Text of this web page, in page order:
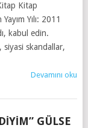
Kitap
Yılı: 2011
kabul edin.
siyasi skandallar,
Devamını oku
GÜLSE